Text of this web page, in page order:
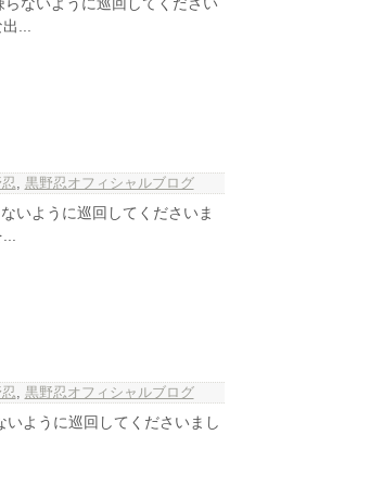
...
黒野忍オフィシャルブログ
いように巡回してくださいま
黒野忍オフィシャルブログ
ように巡回してくださいまし